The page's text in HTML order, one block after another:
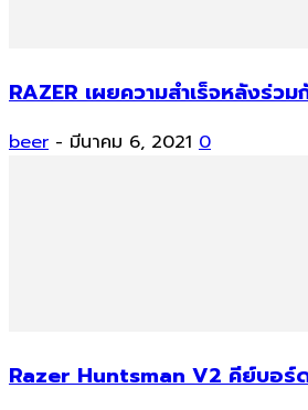
RAZER เผยความสำเร็จหลังร่ว
beer - มีนาคม 6, 2021 0
Razer Huntsman V2 คีย์บอร์